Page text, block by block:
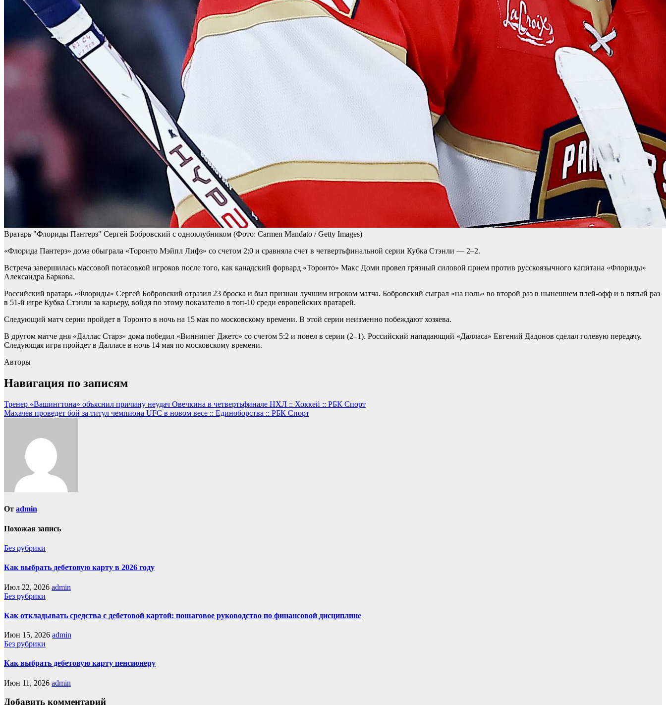
Вратарь "Флориды Пантерз" Сергей Бобровский с одноклубником (Фото: Carmen Mandato / Getty Images)
«Флорида Пантерз» дома обыграла «Торонто Мэйпл Лифз» со счетом 2:0 и сравняла счет в четвертьфинальной серии Кубка Стэнли — 2–2.
Встреча завершилась массовой потасовкой игроков после того, как канадский форвард «Торонто» Макс Доми провел грязный силовой прием против русскоязычного капитана «Флориды»
Александра Баркова.
Российский вратарь «Флориды» Сергей Бобровский отразил 23 броска и был признан лучшим игроком матча. Бобровский сыграл «на ноль» во второй раз в нынешнем плей-офф и в пятый раз
в 51-й игре Кубка Стэнли за карьеру, войдя по этому показателю в топ-10 среди европейских вратарей.
Следующий матч серии пройдет в Торонто в ночь на 15 мая по московскому времени. В этой серии неизменно побеждают хозяева.
В другом матче дня «Даллас Старз» дома победил «Виннипег Джетс» со счетом 5:2 и повел в серии (2–1). Российский нападающий «Далласа» Евгений Дадонов сделал голевую передачу.
Следующая игра пройдет в Далласе в ночь 14 мая по московскому времени.
Авторы
Навигация по записям
Тренер «Вашингтона» объяснил причину неудач Овечкина в четвертьфинале НХЛ :: Хоккей :: РБК Спорт
Махачев проведет бой за титул чемпиона UFC в новом весе :: Единоборства :: РБК Спорт
От admin
Похожая запись
Без рубрики
Как выбрать дебетовую карту в 2026 году
Июл 22, 2026 admin
Без рубрики
Как откладывать средства с дебетовой картой: пошаговое руководство по финансовой дисциплине
Июн 15, 2026 admin
Без рубрики
Как выбрать дебетовую карту пенсионеру
Июн 11, 2026 admin
Добавить комментарий